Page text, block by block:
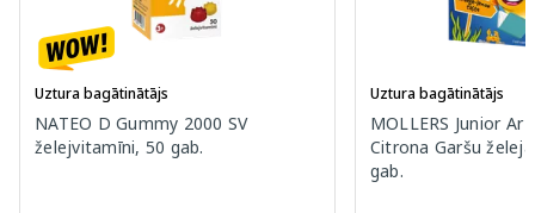
Uztura bagātinātājs
NATEO D Gummy 2000 SV
želejvitamīni, 50 gab.
Uztura bagātinātājs
MOLLERS Junior Ar
Citrona Garšu
gab.